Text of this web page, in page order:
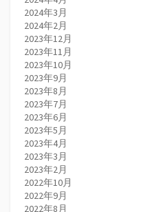
2024年3月
2024年2月
2023年12月
2023年11月
2023年10月
2023年9月
2023年8月
2023年7月
2023年6月
2023年5月
2023年4月
2023年3月
2023年2月
2022年10月
2022年9月
2022年8月